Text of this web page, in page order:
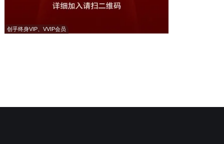
创乎终身VIP、VVIP会员